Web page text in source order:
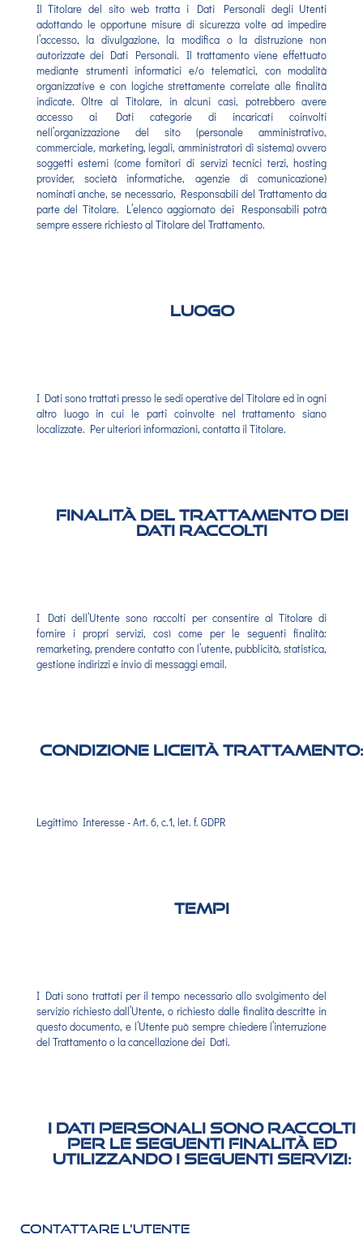
Il Titolare del sito web tratta i Dati Personali degli Utenti
adottando le opportune misure di sicurezza volte ad impedire
l’accesso, la divulgazione, la modifica o la distruzione non
autorizzate dei Dati Personali. Il trattamento viene effettuato
mediante strumenti informatici e/o telematici, con modalità
organizzative e con logiche strettamente correlate alle finalità
indicate. Oltre al Titolare, in alcuni casi, potrebbero avere
accesso ai Dati categorie di incaricati coinvolti
nell’organizzazione del sito (personale amministrativo,
commerciale, marketing, legali, amministratori di sistema) ovvero
soggetti esterni (come fornitori di servizi tecnici terzi, hosting
provider, società informatiche, agenzie di comunicazione)
nominati anche, se necessario, Responsabili del Trattamento da
parte del Titolare. L’elenco aggiornato dei Responsabili potrà
sempre essere richiesto al Titolare del Trattamento.
Luogo
I Dati sono trattati presso le sedi operative del Titolare ed in ogni
altro luogo in cui le parti coinvolte nel trattamento siano
localizzate. Per ulteriori informazioni, contatta il Titolare.
Finalità del Trattamento dei
Dati raccolti
I Dati dell’Utente sono raccolti per consentire al Titolare di
fornire i propri servizi, così come per le seguenti finalità:
remarketing, prendere contatto con l’utente, pubblicità, statistica,
gestione indirizzi e invio di messaggi email.
Condizione Liceità Trattamento:
Legittimo Interesse - Art. 6, c.1, let. f. GDPR
Tempi
I Dati sono trattati per il tempo necessario allo svolgimento del
servizio richiesto dall’Utente, o richiesto dalle finalità descritte in
questo documento, e l’Utente può sempre chiedere l’interruzione
del Trattamento o la cancellazione dei Dati.
I Dati Personali sono raccolti
per le seguenti finalità ed
utilizzando i seguenti servizi:
Contattare l'Utente